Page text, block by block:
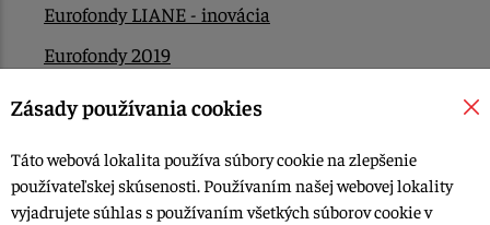
Eurofondy LIANE - inovácia
Eurofondy 2019
Eurofondy 2022/2023
Kontakt
Zásady používania cookies
Táto webová lokalita používa súbory cookie na zlepšenie
používateľskej skúsenosti. Používaním našej webovej lokality
vyjadrujete súhlas s používaním všetkých súborov cookie v